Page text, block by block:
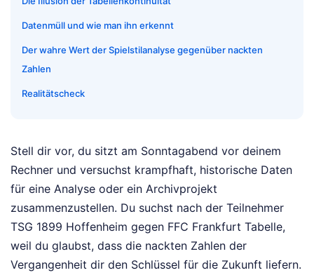
Datenmüll und wie man ihn erkennt
Der wahre Wert der Spielstilanalyse gegenüber nackten
Zahlen
Realitätscheck
Stell dir vor, du sitzt am Sonntagabend vor deinem
Rechner und versuchst krampfhaft, historische Daten
für eine Analyse oder ein Archivprojekt
zusammenzustellen. Du suchst nach der Teilnehmer
TSG 1899 Hoffenheim gegen FFC Frankfurt Tabelle,
weil du glaubst, dass die nackten Zahlen der
Vergangenheit dir den Schlüssel für die Zukunft liefern.